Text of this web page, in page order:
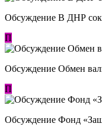
Обсуждение В ДНР
П
Обсуждение Обмен
П
Обсуждение Фонд